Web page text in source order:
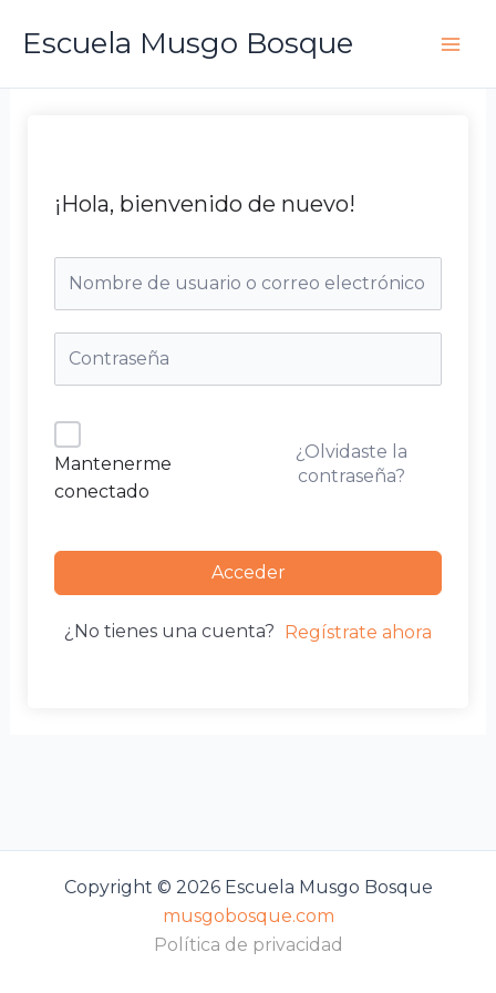
Escuela Musgo Bosque
¡Hola, bienvenido de nuevo!
Mantenerme
conectado
¿Olvidaste la
contraseña?
Acceder
¿No tienes una cuenta? Regístrate ahora
Copyright © 2026 Escuela Musgo Bosque
musgobosque.com
Política de privacidad